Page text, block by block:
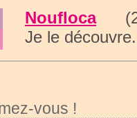
Noufloca
Je le
vous !